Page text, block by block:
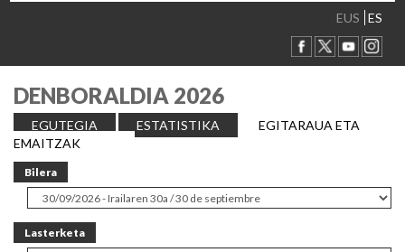
EUS ES
DENBORALDIA 2026
EGUTEGIA ESTATISTIKA
EGITARAUA ETA
EMAITZAK
Bilera
Lasterketa